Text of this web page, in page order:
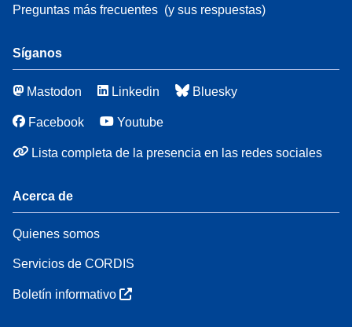
Preguntas más frecuentes (y sus respuestas)
Síganos
Mastodon Linkedin Bluesky
Facebook Youtube
Lista completa de la presencia en las redes sociales
Acerca de
Quienes somos
Servicios de CORDIS
Boletín informativo